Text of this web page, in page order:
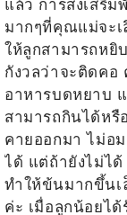
มากๆที่คุณแม่จะ
ให้ลูกสามารถหยิ
กังวลว่าจะติดค
อาหารบดหยาบ
สามารถกินได้หรื
คายออกมา ไม่อ
ได้ แต่ถ้ายังไม่ไ
ทำให้ข้นมากขึ้น
ค่ะ เมื่อลูกน้อยไ